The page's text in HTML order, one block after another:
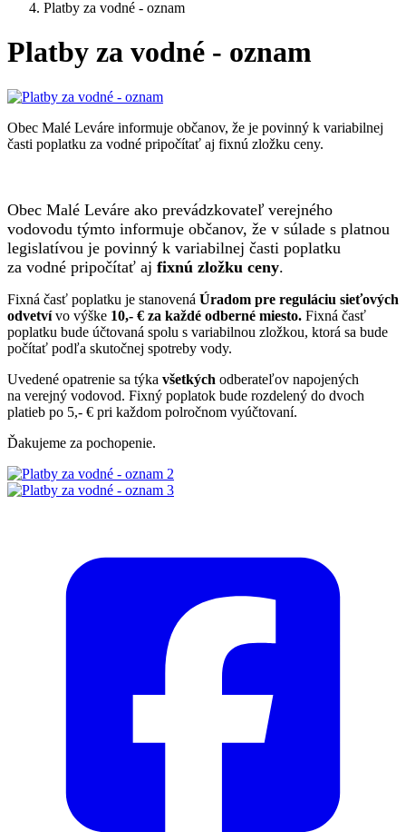
Platby za vodné - oznam
Platby za vodné - oznam
Obec Malé Leváre informuje občanov, že je povinný k variabilnej
časti poplatku za vodné pripočítať aj fixnú zložku ceny.
Obec Malé Leváre ako prevádzkovateľ verejného
vodovodu týmto informuje občanov, že v súlade s platnou
legislatívou je povinný k variabilnej časti poplatku
za vodné pripočítať aj fixnú zložku ceny.
Fixná časť poplatku je stanovená Úradom pre reguláciu sieťových
odvetvívo výške 10,- € za každé odberné miesto. Fixná časť
poplatku bude účtovaná spolu s variabilnou zložkou, ktorá sa bude
počítať podľa skutočnej spotreby vody.
Uvedené opatrenie sa týka všetkých odberateľov napojených
na verejný vodovod. Fixný poplatok bude rozdelený do dvoch
platieb po 5,- € pri každom polročnom vyúčtovaní.
Ďakujeme za pochopenie.